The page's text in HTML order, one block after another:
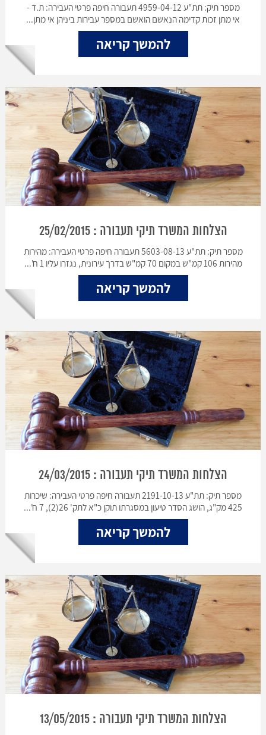
מספר תיק: תת"ע 4959-04-12 תעבורה חיפה פרטי העבירה: ת.ד -
אי מתן זכות קדימה הנאשם הואשם במספר עבירות ביניהן אי מתן...
להמשך קריאה
הצלחות המשרד תיקי תעבורה : 25/02/2015
מספר תיק: תת"ע 5603-08-13 תעבורה חיפה פרטי העבירה: מהירות
מהירות 106 קמ"ש במקום 70 קמ"ש בדרך עירונית, נגזרו עליו 1 ח'...
להמשך קריאה
הצלחות המשרד תיקי תעבורה : 24/03/2015
מספר תיק: תת"ע 2191-10-13 תעבורה חיפה פרטי העבירה: שיכרות
425 מק"ג, הושג הסדר טיעון במסגרתו תוקן כ"א לתק' 26(2), 7 ח'...
להמשך קריאה
הצלחות המשרד תיקי תעבורה : 13/05/2015